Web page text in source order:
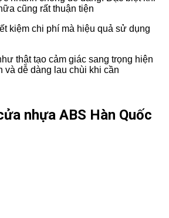
cũng rất thuận tiện
kiệm chi phí mà hiệu quả sử dụng
thật tạo cảm giác sang trọng hiện
và dễ dàng lau chùi khi cần
nhựa ABS Hàn Quốc